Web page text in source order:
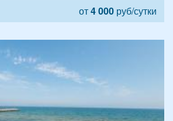
от4 000 руб/сутки